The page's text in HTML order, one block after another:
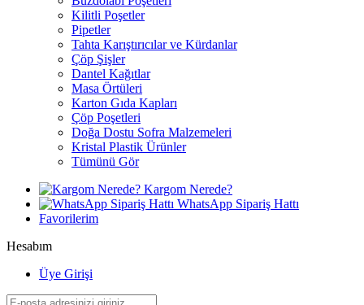
Kilitli Poşetler
Pipetler
Tahta Karıştırıcılar ve Kürdanlar
Çöp Şişler
Dantel Kağıtlar
Masa Örtüleri
Karton Gıda Kapları
Çöp Poşetleri
Doğa Dostu Sofra Malzemeleri
Kristal Plastik Ürünler
Tümünü Gör
Kargom Nerede?
WhatsApp Sipariş Hattı
Favorilerim
Hesabım
Üye Girişi